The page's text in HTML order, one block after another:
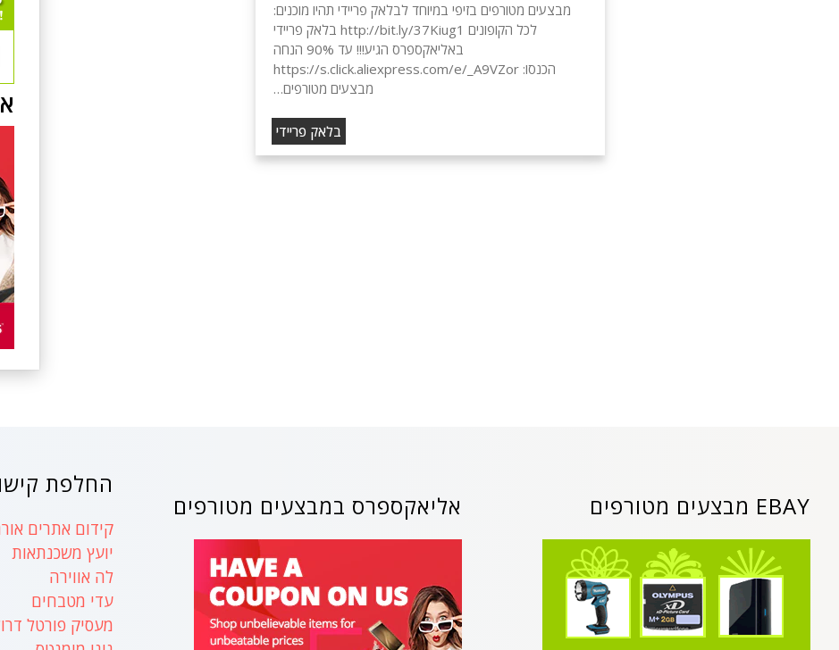
מבצעים מטורפים בזיפי במיוחד לבלאק פריידי תהיו מוכנים:
לכל הקופונים http://bit.ly/37Kiug1 בלאק פריידי
באליאקספרס הגיע!!! עד 90% הנחה
הכנסו: https://s.click.aliexpress.com/e/_A9VZor
מבצעים מטורפים…
בלאק פריידי
החלפת
קידום אתרים
יועץ משכנתאות
לה אווירה
עדי מטבחים
מעסיק פורטל
אליאקספרס במבצעים מטורפים EBAY מבצעים מטורפים